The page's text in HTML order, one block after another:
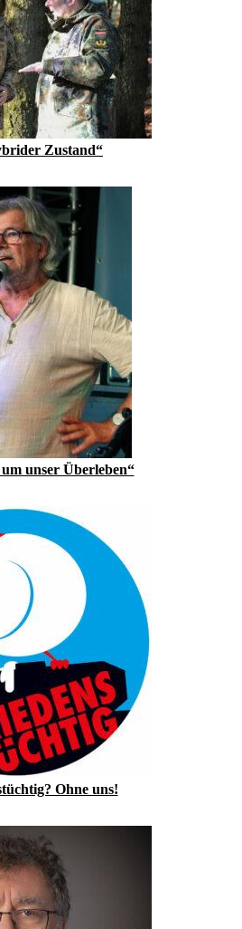
Zustand“
um unser Überleben“
Ohne uns!